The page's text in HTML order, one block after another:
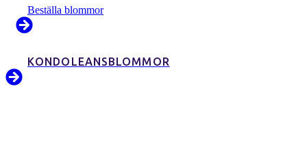
Beställa blommor
KONDOLEANSBLOMMOR